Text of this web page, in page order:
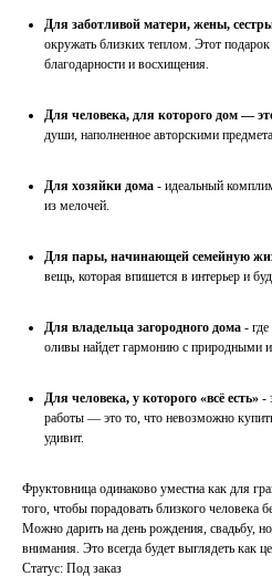
Для заботливой матери, жены,
окружать близких теплом. Этот
благодарности и восхищения.
Для человека, для которого дом —
души, наполненное авторскими
Для хозяйки дома - идеальный
из мелочей.
Для пары, начинающей семейную
вещь, которая впишется в интерьер и
Для владельца загородного дома -
оливы найдет гармонию с природными
Для человека, у которого «всё есть» -
работы — это то, что невозможно
удивит.
Фруктовница одинаково уместна как для
того, чтобы порадовать близкого человека
Можно дарить на день рождения, свадьбу,
внимания. Это всегда будет выглядеть как
Статус: Под заказ